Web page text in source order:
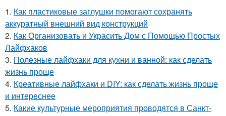
1. Как пластиковые заглушки помогают сохранять
аккуратный внешний вид конструкций
2. Как Организовать и Украсить Дом с Помощью Простых
Лайфхаков
3. Полезные лайфхаки для кухни и ванной: как сделать
жизнь проще
4. Креативные лайфхаки и DIY: как сделать жизнь проще
и интереснее
5. Какие культурные мероприятия проводятся в Санкт-